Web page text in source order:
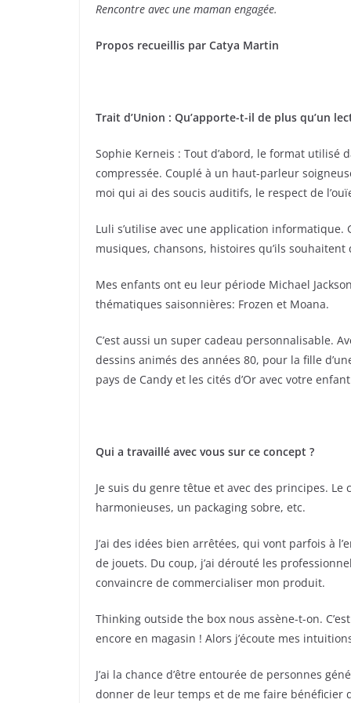
Rencontre avec une maman engagée.
Propos recueillis par Catya Martin
Trait d’Union : Qu’apporte-t-il de plus qu’un
Sophie Kerneis : Tout d’abord, le format utilisé
compressée. Couplé à un haut-parleur
moi qui ai des soucis auditifs, le respect de
Luli s’utilise avec une application
musiques, chansons, histoires qu’ils
Mes enfants ont eu leur période Michael
thématiques saisonnières: Frozen et Moana.
C’est aussi un super cadeau personnalisable.
dessins animés des années 80, pour la fille
pays de Candy et les cités d’Or avec votre
Qui a travaillé avec vous sur ce concept ?
Je suis du genre têtue et avec des principes.
harmonieuses, un packaging sobre, etc.
J’ai des idées bien arrêtées, qui vont parfois à
de jouets. Du coup, j’ai dérouté les
convaincre de commercialiser mon produit.
Thinking outside the box nous assène-t-on.
encore en magasin ! Alors j’écoute mes
J’ai la chance d’être entourée de personnes
donner de leur temps et de me faire bénéficier